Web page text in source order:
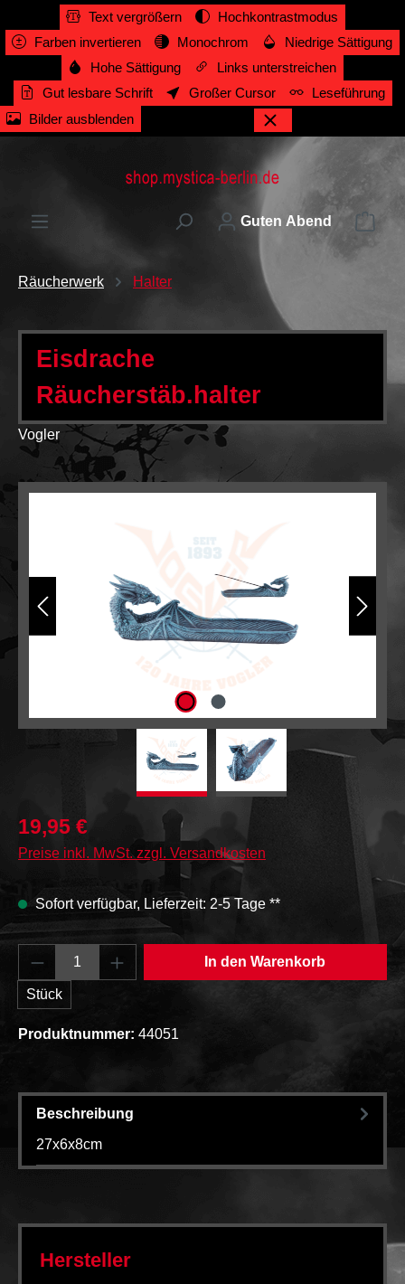
springen Text vergrößern
Hochkontrastmodus
Farben invertieren
Monochrom
Niedrige Sättigung
Hohe Sättigung
Links unterstreichen
Gut lesbare Schrift
Großer Cursor
Leseführung
Bilder ausblenden
Guten Abend
Räucherwerk Halter
Eisdrache
Räucherstäb.halter
Vogler
Bildergalerie überspringen
19,95 €
Preise inkl. MwSt. zzgl. Versandkosten
Sofort verfügbar, Lieferzeit: 2-5 Tage **
Produkt Anzahl: Gib den gewünschten
Stück
In den Warenkorb
Produktnummer: 44051
Beschreibung
27x6x8cm
Hersteller